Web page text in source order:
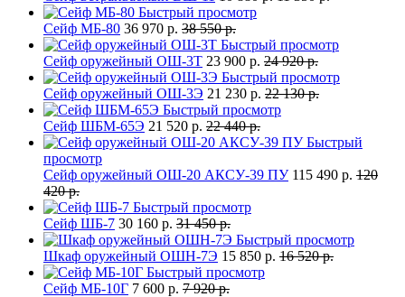
Быстрый просмотр
Сейф МБ-80 36 970 р. 38 550 р.
Быстрый просмотр
Сейф оружейный ОШ-3Т 23 900 р. 24 920 р.
Быстрый просмотр
Сейф оружейный ОШ-3Э 21 230 р. 22 130 р.
Быстрый просмотр
Сейф ШБМ-65Э 21 520 р. 22 440 р.
Быстрый
просмотр
Сейф оружейный ОШ-20 АКСУ-39 ПУ 115 490 р. 120
420 р.
Быстрый просмотр
Сейф ШБ-7 30 160 р. 31 450 р.
Быстрый просмотр
Шкаф оружейный ОШН-7Э 15 850 р. 16 520 р.
Быстрый просмотр
Сейф МБ-10Г 7 600 р. 7 920 р.